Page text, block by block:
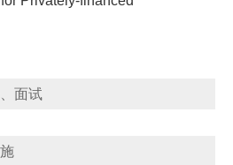
面试